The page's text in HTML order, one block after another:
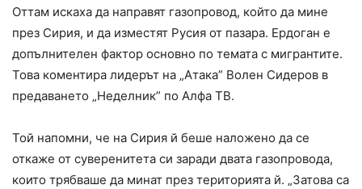
Оттам искаха да направят газопровод, който да мине
през Сирия, и да изместят Русия от пазара. Ердоган е
допълнителен фактор основно по темата с мигрантите.
Това коментира лидерът на „Атака” Волен Сидеров в
предаването „Неделник” по Алфа ТВ.
Той напомни, че на Сирия й беше наложено да се
откаже от суверенитета си заради двата газопровода,
които трябваше да минат през територията й. „Затова са